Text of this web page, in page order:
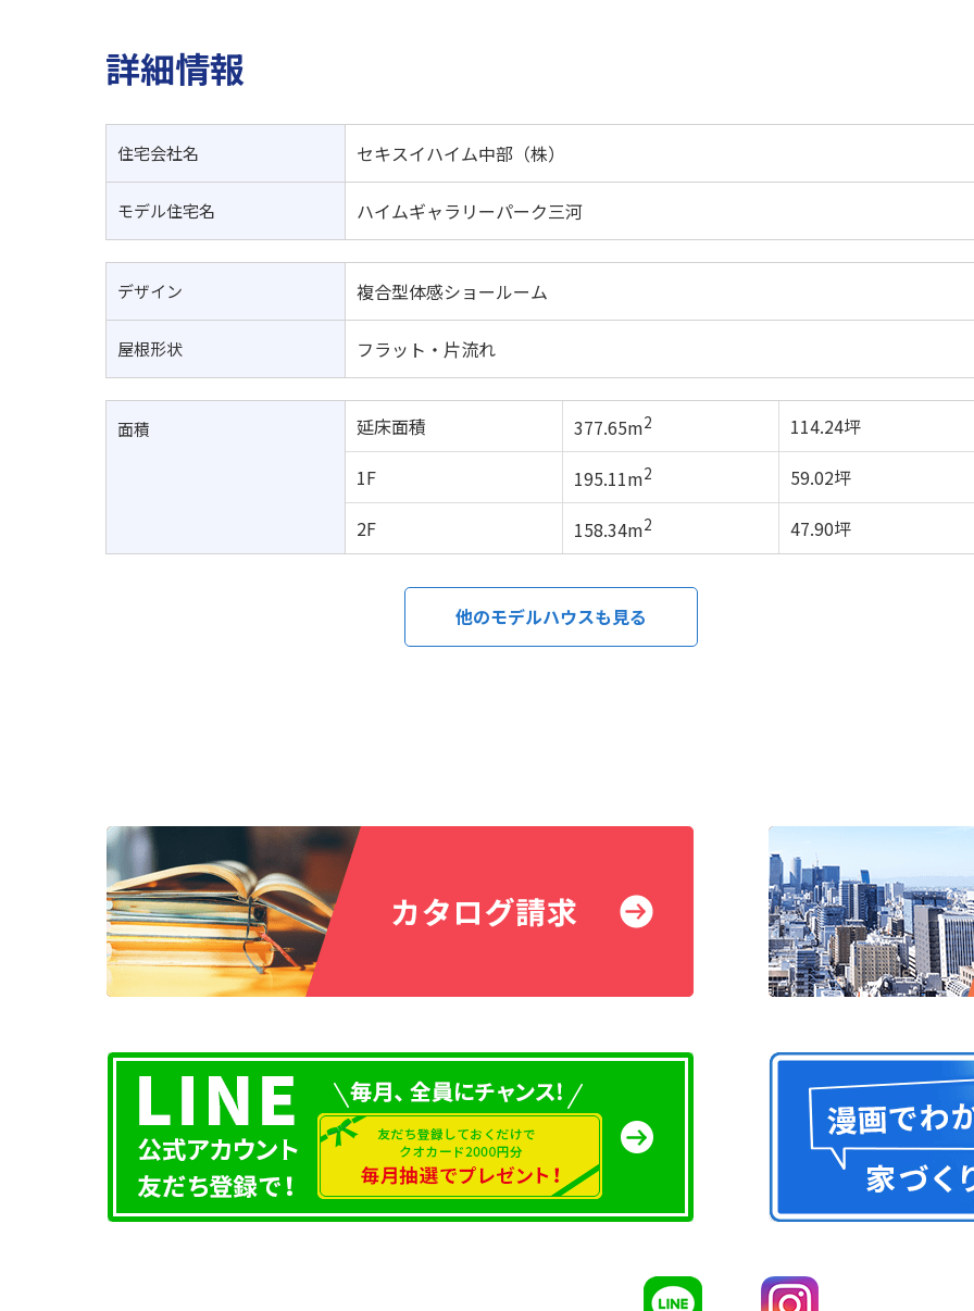
詳細情報
住宅会社名 セキスイハイム中部（株）
モデル住宅名 ハイムギャラリーパーク三河
デザイン 複合型体感ショールーム
屋根形状 フラット・片流れ
面積 延床面積 377.65m2
114.24坪
1F
195.11m2
59.02坪
2F
158.34m2 47.90坪
他のモデルハウスも見る